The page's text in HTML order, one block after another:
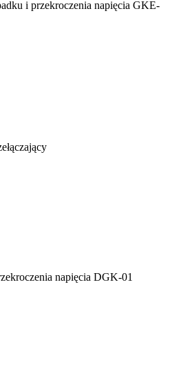
i przekroczenia napięcia GKE-
napięcia DGK-01